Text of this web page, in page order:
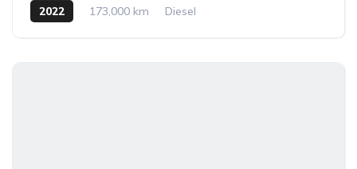
2022 173,000 km Diesel